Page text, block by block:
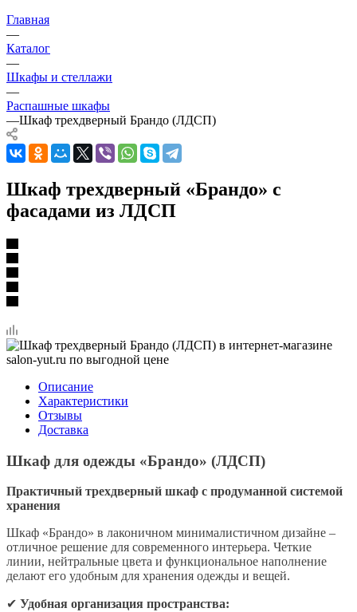
Главная
—
Каталог
—
Шкафы и стеллажи
—
Распашные шкафы
—Шкаф трехдверный Брандо (ЛДСП)
Шкаф трехдверный «Брандо» с
фасадами из ЛДСП
Описание
Характеристики
Отзывы
Доставка
Шкаф для одежды «Брандо» (ЛДСП)
Практичный трехдверный шкаф с продуманной системой
хранения
Шкаф «Брандо» в лаконичном минималистичном дизайне –
отличное решение для современного интерьера. Четкие
линии, нейтральные цвета и функциональное наполнение
делают его удобным для хранения одежды и вещей.
✔ Удобная организация пространства: